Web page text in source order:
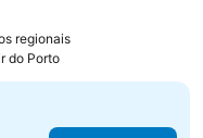
regionais
do Porto